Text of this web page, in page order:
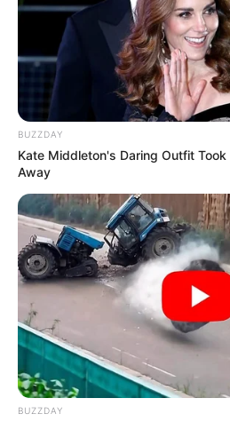
BUZZDAY
Kate Middleton's Daring Outfit
Away
BUZZDAY